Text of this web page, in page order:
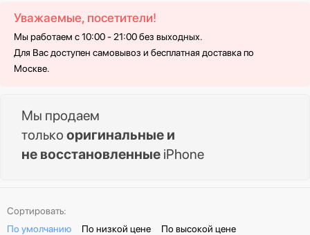
Уважаемые, посетители!
Мы работаем с 10:00 - 21:00 без выходных.
Для Вас доступен самовывоз и бесплатная доставка по
Москве.
Мы продаем
только оригинальные и
не восстановленные iPhone
Сортировать:
По умолчанию
По низкой цене
По высокой цене